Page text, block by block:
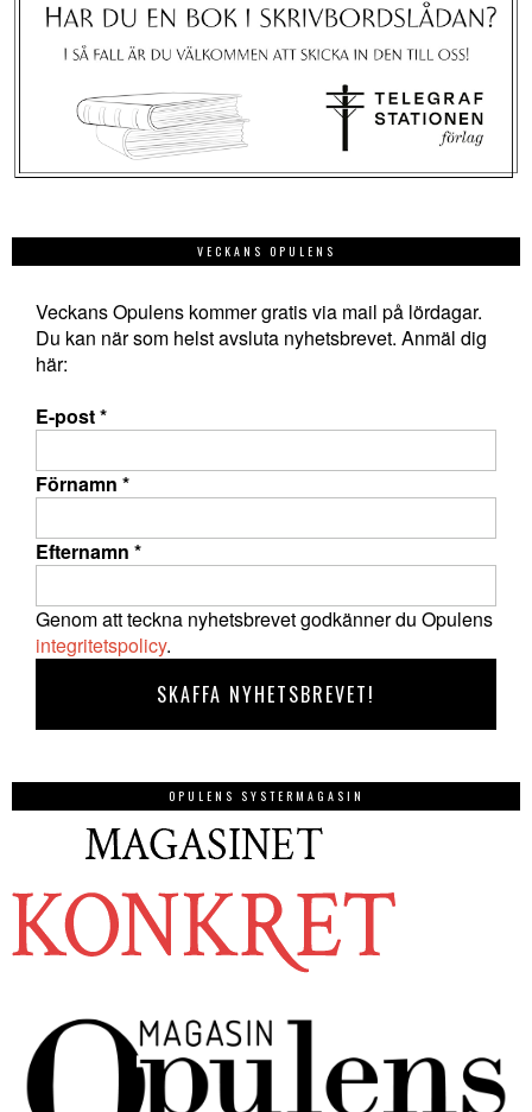
VECKANS OPULENS
Veckans Opulens kommer gratis via mail på lördagar.
Du kan när som helst avsluta nyhetsbrevet. Anmäl dig
här:
E-post*
Förnamn *
Efternamn *
Genom att teckna nyhetsbrevet godkänner du Opulens
integritetspolicy.
OPULENS SYSTERMAGASIN